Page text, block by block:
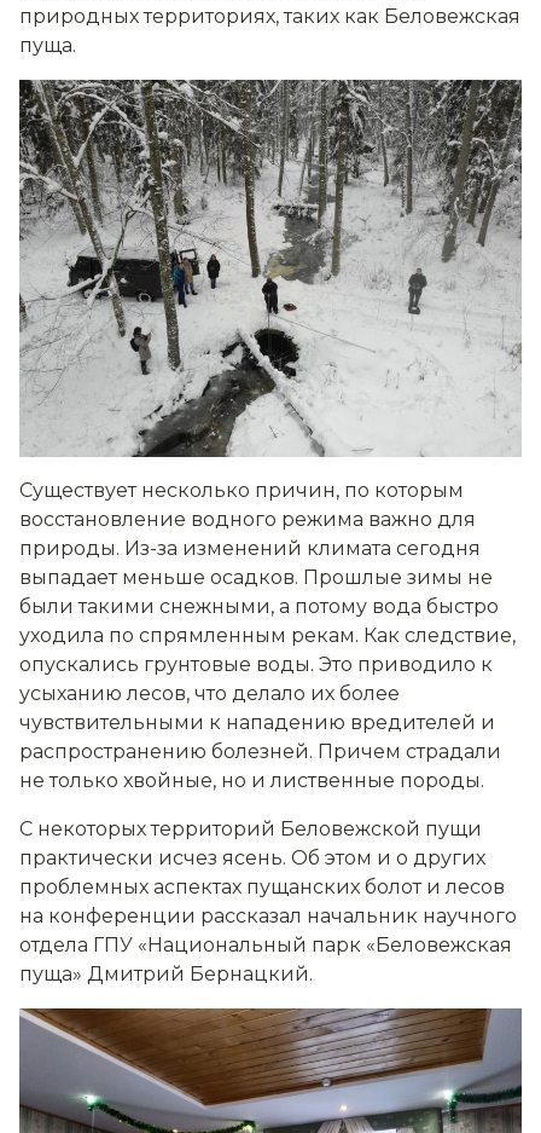
природных территориях, таких как Беловежская
пуща.
Существует несколько причин, по которым
восстановление водного режима важно для
природы. Из-за изменений климата сегодня
выпадает меньше осадков. Прошлые зимы не
были такими снежными, а потому вода быстро
уходила по спрямленным рекам. Как следствие,
опускались грунтовые воды. Это приводило к
усыханию лесов, что делало их более
чувствительными к нападению вредителей и
распространению болезней. Причем страдали
не только хвойные, но и лиственные породы.
С некоторых территорий Беловежской пущи
практически исчез ясень. Об этом и о других
проблемных аспектах пущанских болот и лесов
на конференции рассказал начальник научного
отдела ГПУ «Национальный парк «Беловежская
пуща» Дмитрий Бернацкий.